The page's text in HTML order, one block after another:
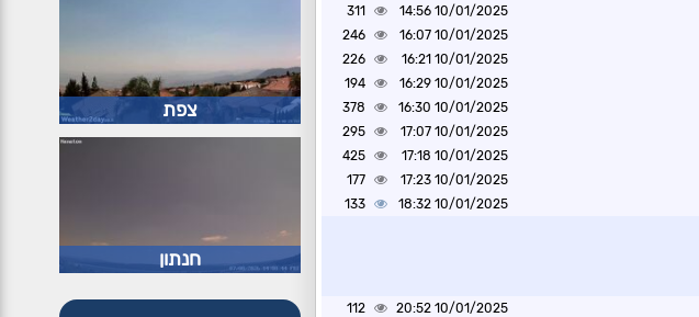
10/01/2025 14:56
311
10/01/2025 16:07
246
10/01/2025 16:21
226
10/01/2025 16:29
194
10/01/2025 16:30
378
10/01/2025 17:07
295
10/01/2025 17:18
425
10/01/2025 17:23
177
10/01/2025 18:32
133
10/01/2025 20:52
112
צפת
חנתון